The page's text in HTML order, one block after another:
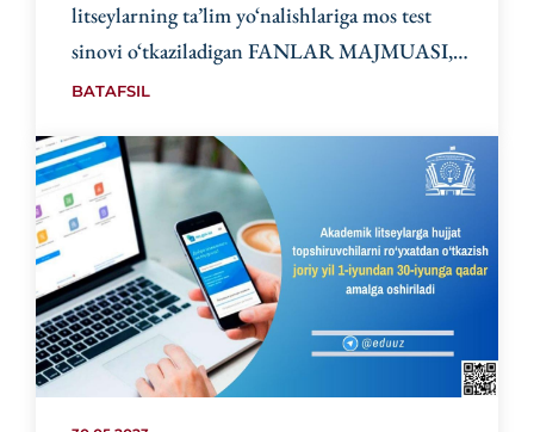
litseylarning ta’lim yo‘nalishlariga mos test
sinovi o‘tkaziladigan FANLAR MAJMUASI,
TEST TOPSHIRIQLARI SONI hamda
BATAFSIL